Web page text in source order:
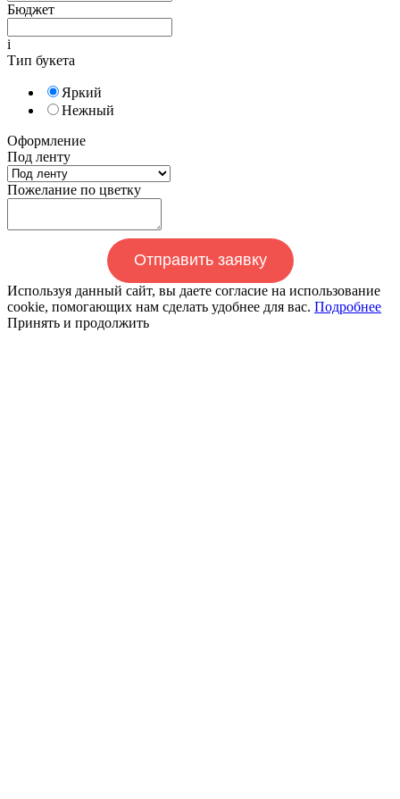
Бюджет
i
Тип букета
Яркий
Нежный
Оформление
Под ленту
Пожелание по цветку
Отправить заявку
Используя данный сайт, вы даете согласие на использование
cookie, помогающих нам сделать удобнее для вас. Подробнее
Принять и продолжить